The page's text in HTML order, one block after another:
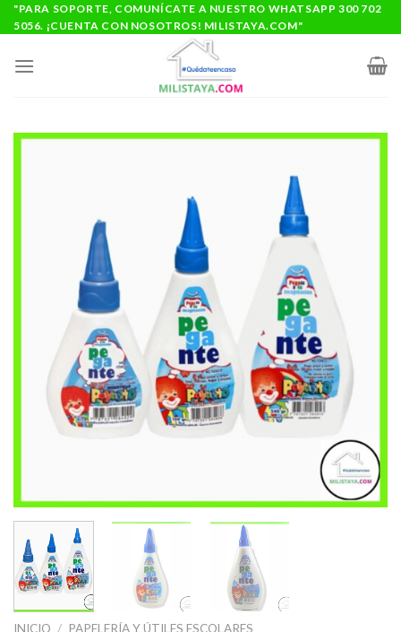
Saltar
al
"PARA SOPORTE, COMUNÍCATE A NUESTRO WHATSAPP 300 702
5056. ¡CUENTA CON NOSOTROS! MILISTAYA.COM"
INICIO / PAPELERÍA Y ÚTILES ESCOLARES